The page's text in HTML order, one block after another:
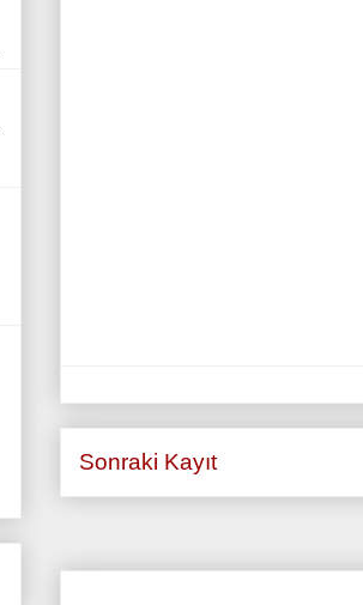
Sonraki Kayıt